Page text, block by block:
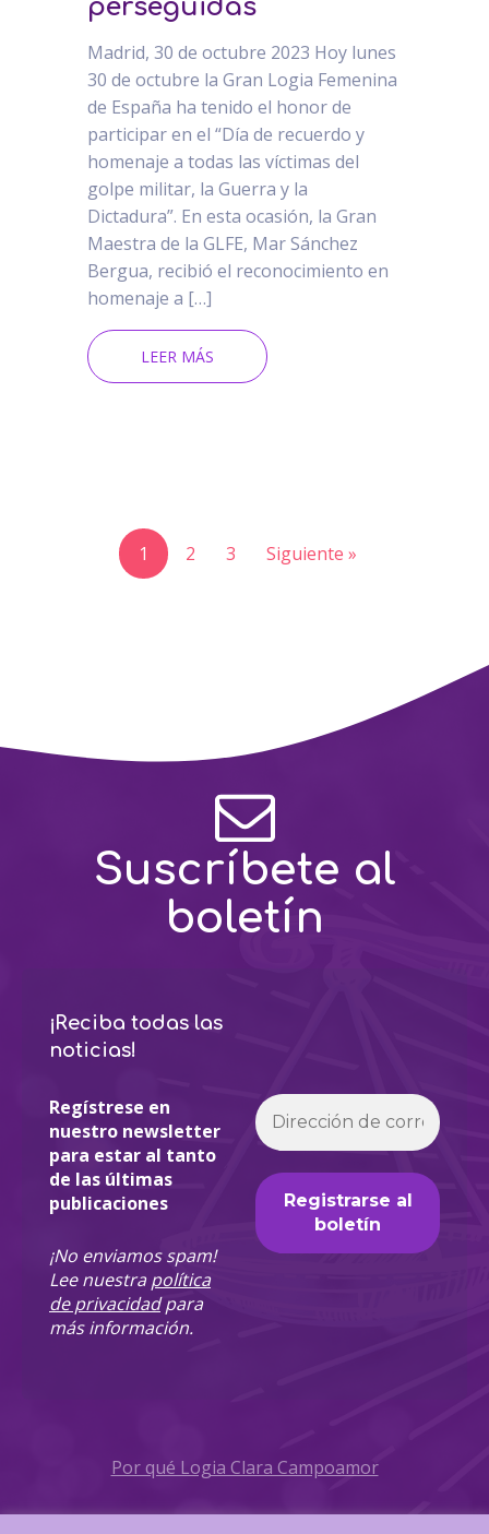
perseguidas
Madrid, 30 de octubre 2023 Hoy lunes
30 de octubre la Gran Logia Femenina
de España ha tenido el honor de
participar en el “Día de recuerdo y
homenaje a todas las víctimas del
golpe militar, la Guerra y la
Dictadura”. En esta ocasión, la Gran
Maestra de la GLFE, Mar Sánchez
Bergua, recibió el reconocimiento en
homenaje a […]
LEER MÁS
1 2 3 Siguiente »
Suscríbete al
boletín
¡Reciba todas las
noticias!
Regístrese en
nuestro newsletter
para estar al tanto
de las últimas
publicaciones
¡No enviamos spam!
Lee nuestrapolítica
de privacidadpara
más información.
Por qué Logia Clara Campoamor
Política de Privacidad